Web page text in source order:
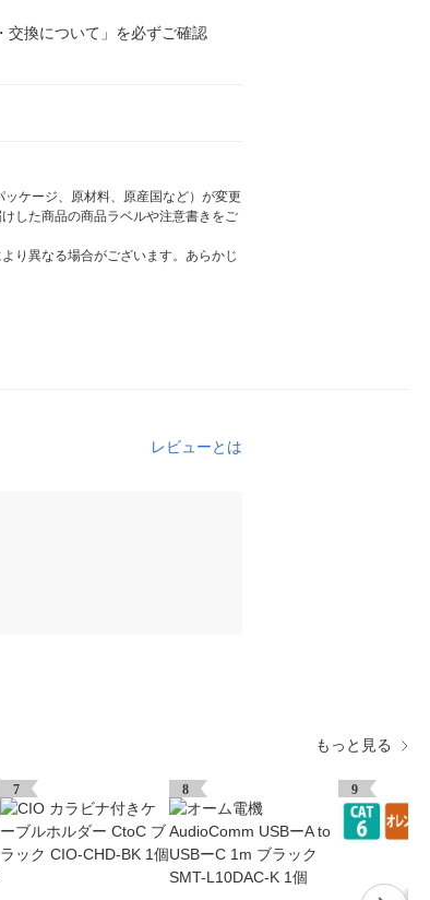
交換について」を必ずご確認
ケージ、原材料、原産国など）が変更
した商品の商品ラベルや注意書きをご
り異なる場合がございます。あらかじ
レビューとは
もっと見る
7 8 9